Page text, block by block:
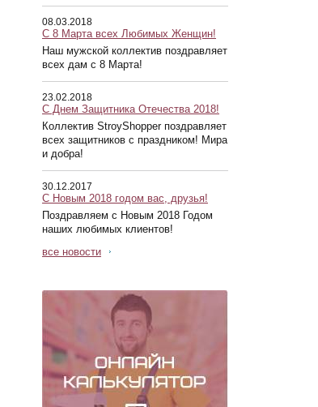
08.03.2018
С 8 Марта всех Любимых Женщин!
Наш мужской коллектив поздравляет
всех дам с 8 Марта!
23.02.2018
С Днем Защитника Отечества 2018!
Коллектив StroyShopper поздравляет
всех защитников с праздником! Мира
и добра!
30.12.2017
С Новым 2018 годом вас, друзья!
Поздравляем с Новым 2018 Годом
наших любимых клиентов!
все новости